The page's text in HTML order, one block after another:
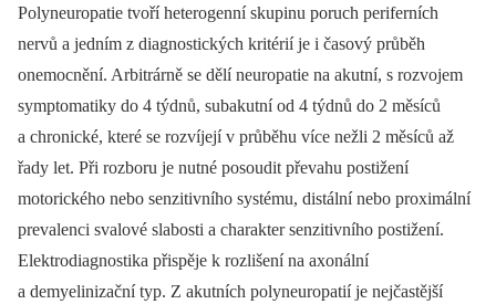
Polyneuropatie tvoří heterogenní skupinu poruch periferních
nervů a jedním z diagnostických kritérií je i časový průběh
onemocnění. Arbitrárně se dělí neuropatie na akutní, s rozvojem
symptomatiky do 4 týdnů, subakutní od 4 týdnů do 2 měsíců
a chronické, které se rozvíjejí v průběhu více nežli 2 měsíců až
řady let. Při rozboru je nutné posoudit převahu postižení
motorického nebo senzitivního systému, distální nebo proximální
prevalenci svalové slabosti a charakter senzitivního postižení.
Elektrodiagnostika přispěje k rozlišení na axonální
a demyelinizační typ. Z akutních polyneuropatií je nejčastější